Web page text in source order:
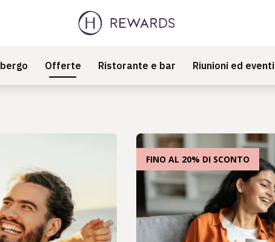
Offerte Ristorante e bar Riunioni ed eventi
FINO AL 20% DI SCONTO